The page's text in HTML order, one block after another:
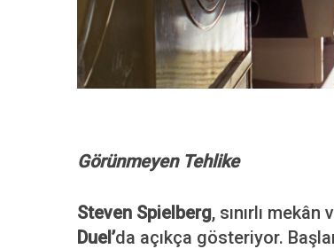
Görünmeyen Tehlike
Steven Spielberg, sınırlı
Duel’da açıkça gösteriyor.